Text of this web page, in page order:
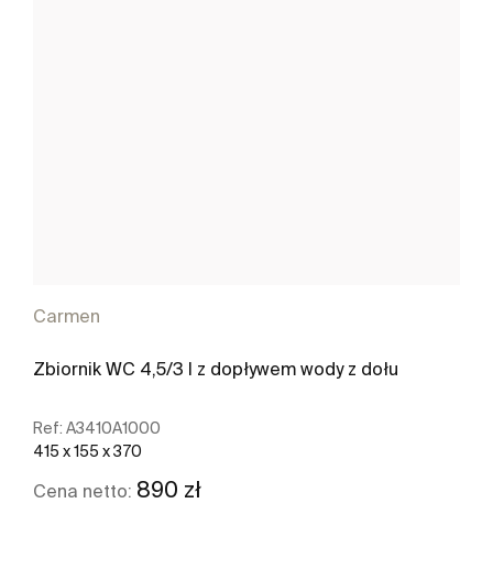
Carmen
Zbiornik WC 4,5/3 l z dopływem wody z dołu
Ref: A3410A1000
415 x 155 x 370
Cena netto: 890 zł